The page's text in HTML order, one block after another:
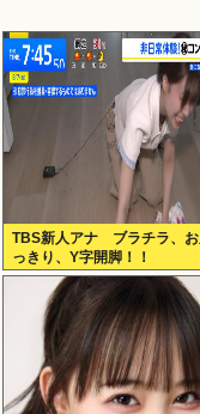
TBS新人アナ ブラチラ、お
っきり、Y字開脚！！